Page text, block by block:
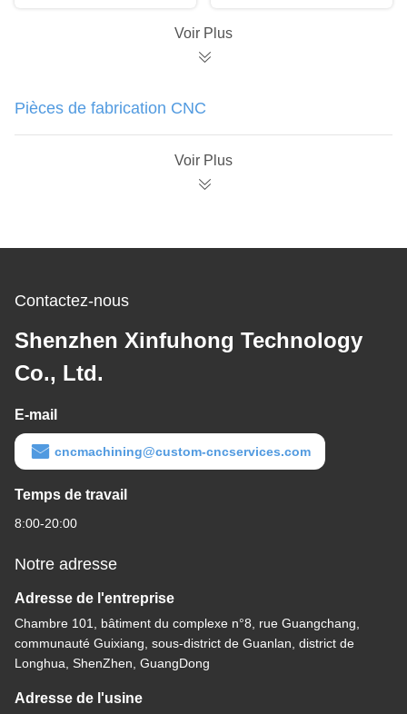
Voir Plus
Pièces de fabrication CNC
Voir Plus
Contactez-nous
Shenzhen Xinfuhong Technology
Co., Ltd.
E-mail
cncmachining@custom-cncservices.com
Temps de travail
8:00-20:00
Notre adresse
Adresse de l'entreprise
Chambre 101, bâtiment du complexe n°8, rue Guangchang,
communauté Guixiang, sous-district de Guanlan, district de
Longhua, ShenZhen, GuangDong
Adresse de l'usine